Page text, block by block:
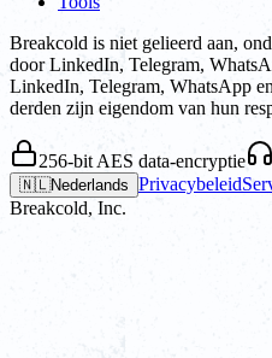
Breakcold is niet gelieerd aan,
door LinkedIn, Telegram,
LinkedIn, Telegram, WhatsApp
derden zijn eigendom van hun
256-bit AES data-encryptie
🇳🇱Nederlands Privacybeleid
Breakcold, Inc.